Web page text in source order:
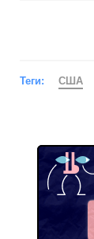
Теги: США